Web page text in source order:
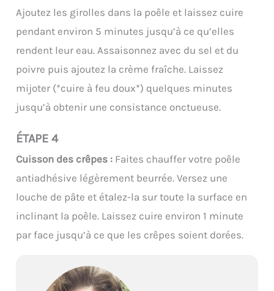
Ajoutez les girolles dans la poêle et laissez cuire
pendant environ 5 minutes jusqu’à ce qu’elles
rendent leur eau. Assaisonnez avec du sel et du
poivre puis ajoutez la crème fraîche. Laissez
mijoter (*cuire à feu doux*) quelques minutes
jusqu’à obtenir une consistance onctueuse.
ÉTAPE 4
Cuisson des crêpes : Faites chauffer votre poêle
antiadhésive légèrement beurrée. Versez une
louche de pâte et étalez-la sur toute la surface en
inclinant la poêle. Laissez cuire environ 1 minute
par face jusqu’à ce que les crêpes soient dorées.